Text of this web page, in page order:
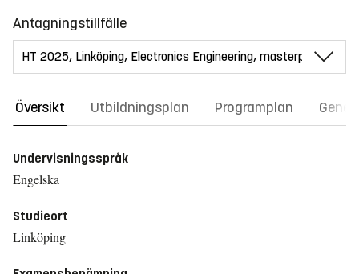
Antagningstillfälle
Översikt Utbildningsplan Programplan
Undervisningsspråk
Engelska
Studieort
Linköping